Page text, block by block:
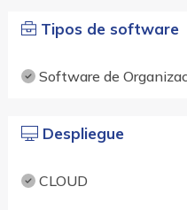
Tipos de software
Software de
Despliegue
CLOUD